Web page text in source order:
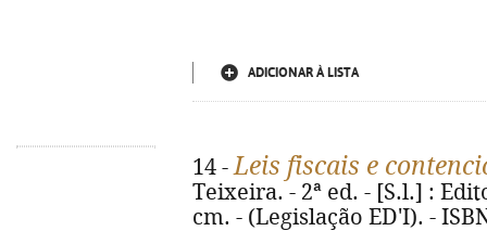
ADICIONAR À LISTA
14 -Leis fiscais e
Teixeira. - 2ª ed. - [S.l.] :
cm. - (Legislação ED'I). -